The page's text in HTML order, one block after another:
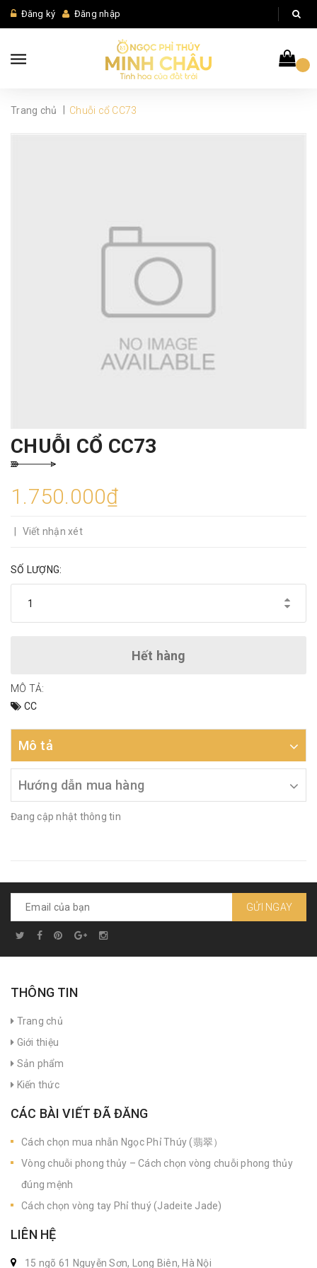
Đăng ký Đăng nhập
Trang chủ Chuỗi cổ CC73
CHUỖI CỔ CC73
1.750.000₫
Viết nhận xét
SỐ LƯỢNG:
Hết hàng
MÔ TẢ:
CC
Mô tả
Hướng dẫn mua hàng
Đang cập nhật thông tin
GỬI NGAY
THÔNG TIN
Trang chủ
Giới thiệu
Sản phẩm
Kiến thức
CÁC BÀI VIẾT ĐÃ ĐĂNG
Cách chọn mua nhẫn Ngọc Phỉ Thúy (翡翠）
Vòng chuỗi phong thủy – Cách chọn vòng chuỗi phong thủy
đúng mệnh
Cách chọn vòng tay Phỉ thuý (Jadeite Jade)
LIÊN HỆ
15 ngõ 61 Nguyễn Sơn, Long Biên, Hà Nội